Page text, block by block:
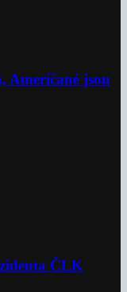
Američané jsou
ČLK